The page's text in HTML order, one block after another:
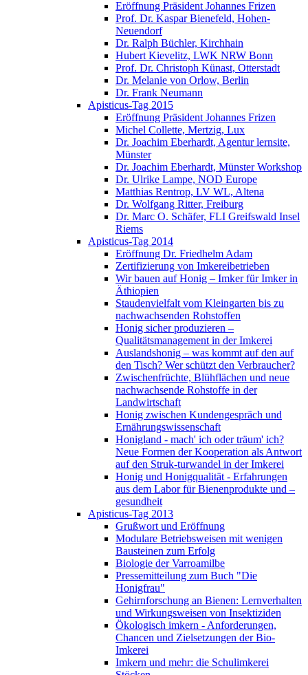
Eröffnung Präsident Johannes Frizen
Prof. Dr. Kaspar Bienefeld, Hohen-
Neuendorf
Dr. Ralph Büchler, Kirchhain
Hubert Kievelitz, LWK NRW Bonn
Prof. Dr. Christoph Künast, Otterstadt
Dr. Melanie von Orlow, Berlin
Dr. Frank Neumann
Apisticus-Tag 2015
Eröffnung Präsident Johannes Frizen
Michel Collette, Mertzig, Lux
Dr. Joachim Eberhardt, Agentur lernsite,
Münster
Dr. Joachim Eberhardt, Münster Workshop
Dr. Ulrike Lampe, NOD Europe
Matthias Rentrop, LV WL, Altena
Dr. Wolfgang Ritter, Freiburg
Dr. Marc O. Schäfer, FLI Greifswald Insel
Riems
Apisticus-Tag 2014
Eröffnung Dr. Friedhelm Adam
Zertifizierung von Imkereibetrieben
Wir bauen auf Honig – Imker für Imker in
Äthiopien
Staudenvielfalt vom Kleingarten bis zu
nachwachsenden Rohstoffen
Honig sicher produzieren –
Qualitätsmanagement in der Imkerei
Auslandshonig – was kommt auf den auf
den Tisch? Wer schützt den Verbraucher?
Zwischenfrüchte, Blühflächen und neue
nachwachsende Rohstoffe in der
Landwirtschaft
Honig zwischen Kundengespräch und
Ernährungswissenschaft
Honigland - mach' ich oder träum' ich?
Neue Formen der Kooperation als Antwort
auf den Struk-turwandel in der Imkerei
Honig und Honigqualität - Erfahrungen
aus dem Labor für Bienenprodukte und –
gesundheit
Apisticus-Tag 2013
Grußwort und Eröffnung
Modulare Betriebsweisen mit wenigen
Bausteinen zum Erfolg
Biologie der Varroamilbe
Pressemitteilung zum Buch "Die
Honigfrau"
Gehirnforschung an Bienen: Lernverhalten
und Wirkungsweisen von Insektiziden
Ökologisch imkern - Anforderungen,
Chancen und Zielsetzungen der Bio-
Imkerei
Imkern und mehr: die Schulimkerei